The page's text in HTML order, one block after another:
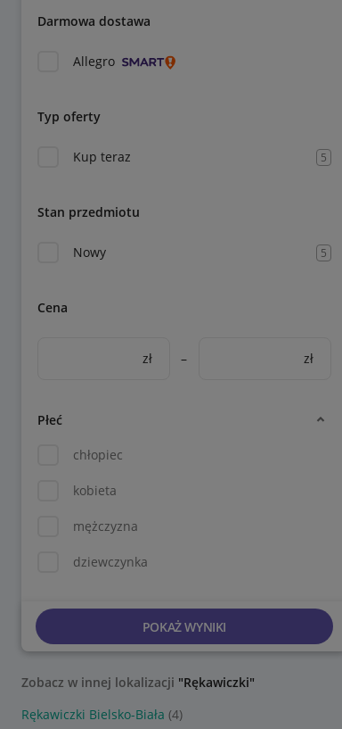
Darmowa dostawa
Allegro
Typ oferty
Kup teraz 5
Stan przedmiotu
Nowy 5
Cena
zł – zł
Płeć
chłopiec
kobieta
mężczyzna
dziewczynka
POKAŻ WYNIKI
Zobacz w innej lokalizacji "Rękawiczki"
Rękawiczki Bielsko-Biała (4)